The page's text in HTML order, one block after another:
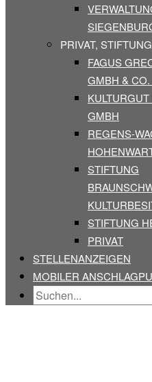
PRIVAT, STIFTUNG
FAGUS
GMBH & CO.
GMBH
REGENS-
STIFTUNG
STIFTUNG
PRIVAT
STELLENANZEIGEN
MOBILER
Search